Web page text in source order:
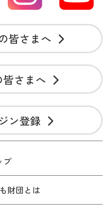
皆さまへ
さまへ
ン登録
プ
財団とは